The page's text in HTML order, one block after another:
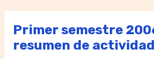
Astaburruaga
mi
gratitud
Primer semestre
resumen de